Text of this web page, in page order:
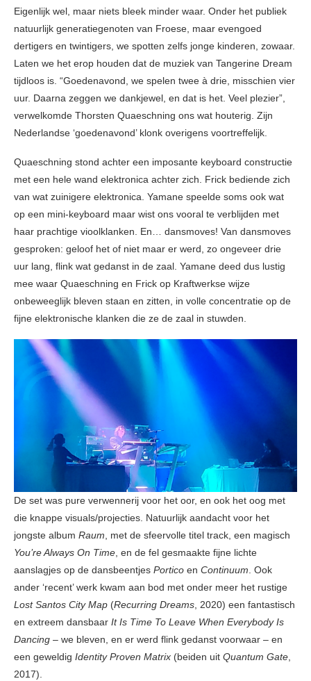
Eigenlijk wel, maar niets bleek minder waar. Onder het publiek
natuurlijk generatiegenoten van Froese, maar evengoed
dertigers en twintigers, we spotten zelfs jonge kinderen, zowaar.
Laten we het erop houden dat de muziek van Tangerine Dream
tijdloos is. “Goedenavond, we spelen twee à drie, misschien vier
uur. Daarna zeggen we dankjewel, en dat is het. Veel plezier”,
verwelkomde Thorsten Quaeschning ons wat houterig. Zijn
Nederlandse ‘goedenavond’ klonk overigens voortreffelijk.
Quaeschning stond achter een imposante keyboard constructie
met een hele wand elektronica achter zich. Frick bediende zich
van wat zuinigere elektronica. Yamane speelde soms ook wat
op een mini-keyboard maar wist ons vooral te verblijden met
haar prachtige vioolklanken. En… dansmoves! Van dansmoves
gesproken: geloof het of niet maar er werd, zo ongeveer drie
uur lang, flink wat gedanst in de zaal. Yamane deed dus lustig
mee waar Quaeschning en Frick op Kraftwerkse wijze
onbeweeglijk bleven staan en zitten, in volle concentratie op de
fijne elektronische klanken die ze de zaal in stuwden.
De set was pure verwennerij voor het oor, en ook het oog met
die knappe visuals/projecties. Natuurlijk aandacht voor het
jongste album Raum, met de sfeervolle titel track, een magisch
You’re Always On Time, en de fel gesmaakte fijne lichte
aanslagjes op de dansbeentjes Portico en Continuum. Ook
ander ‘recent’ werk kwam aan bod met onder meer het rustige
Lost Santos City Map (Recurring Dreams, 2020) een fantastisch
en extreem dansbaar It Is Time To Leave When Everybody Is
Dancing – we bleven, en er werd flink gedanst voorwaar – en
een geweldig Identity Proven Matrix (beiden uit Quantum Gate,
2017).